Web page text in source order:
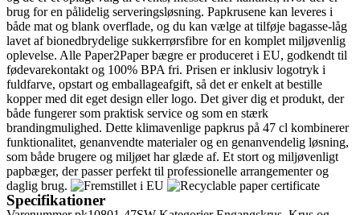
brug for en pålidelig serveringsløsning. Papkrusene kan leveres i
både mat og blank overflade, og du kan vælge at tilføje bagasse-låg
lavet af bionedbrydelige sukkerrørsfibre for en komplet miljøvenlig
oplevelse. Alle Paper2Paper bægre er produceret i EU, godkendt til
fødevarekontakt og 100% BPA fri. Prisen er inklusiv logotryk i
fuldfarve, opstart og emballageafgift, så det er enkelt at bestille
kopper med dit eget design eller logo. Det giver dig et produkt, der
både fungerer som praktisk service og som en stærk
brandingmulighed. Dette klimavenlige papkrus på 47 cl kombinerer
funktionalitet, genanvendte materialer og en genanvendelig løsning,
som både brugere og miljøet har glæde af. Et stort og miljøvenligt
papbæger, der passer perfekt til professionelle arrangementer og
daglig brug.
Specifikationer